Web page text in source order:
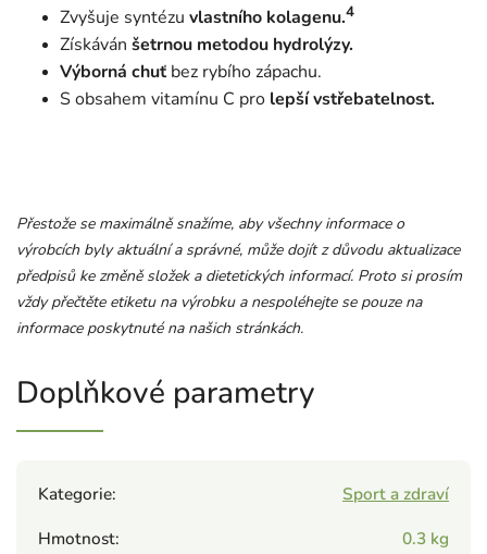
Zvyšuje syntézu vlastního kolagenu.4
Získáván šetrnou metodou hydrolýzy.
Výborná chuťbez rybího zápachu.
S obsahem vitamínu C pro lepší vstřebatelnost.
Přestože se maximálně snažíme, aby všechny informace o
výrobcích byly aktuální a správné, může dojít z důvodu aktualizace
předpisů ke změně složek a dietetických informací. Proto si prosím
vždy přečtěte etiketu na výrobku a nespoléhejte se pouze na
informace poskytnuté na našich stránkách.
Doplňkové parametry
Kategorie:
Sport a zdraví
Hmotnost:
0.3 kg